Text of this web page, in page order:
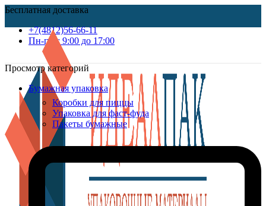
Бесплатная доставка
+7(4812)56-66-11
Пн-пт c 9:00 до 17:00
Просмотр категорий
Бумажная упаковка
Коробки для пиццы
Упаковка для фаст-фуда
Пакеты бумажные